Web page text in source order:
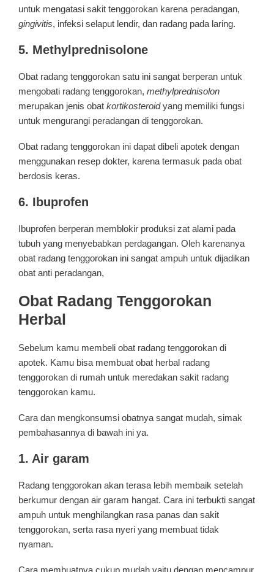
untuk mengatasi sakit tenggorokan karena peradangan,
gingivitis, infeksi selaput lendir, dan radang pada laring.
5. Methylprednisolone
Obat radang tenggorokan satu ini sangat berperan untuk
mengobati radang tenggorokan, methylprednisolon
merupakan jenis obat kortikosteroidyang memiliki fungsi
untuk mengurangi peradangan di tenggorokan.
Obat radang tenggorokan ini dapat dibeli apotek dengan
menggunakan resep dokter, karena termasuk pada obat
berdosis keras.
6. Ibuprofen
Ibuprofen berperan memblokir produksi zat alami pada
tubuh yang menyebabkan perdagangan. Oleh karenanya
obat radang tenggorokan ini sangat ampuh untuk dijadikan
obat anti peradangan,
Obat Radang Tenggorokan
Herbal
Sebelum kamu membeli obat radang tenggorokan di
apotek. Kamu bisa membuat obat herbal radang
tenggorokan di rumah untuk meredakan sakit radang
tenggorokan kamu.
Cara dan mengkonsumsi obatnya sangat mudah, simak
pembahasannya di bawah ini ya.
1. Air garam
Radang tenggorokan akan terasa lebih membaik setelah
berkumur dengan air garam hangat. Cara ini terbukti sangat
ampuh untuk menghilangkan rasa panas dan sakit
tenggorokan, serta rasa nyeri yang membuat tidak
nyaman.
Cara membuatnya cukup mudah yaitu dengan mencampur